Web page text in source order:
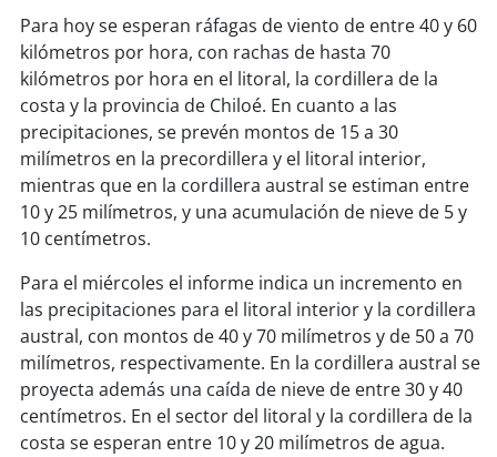
soytalcahuano
soyconcepción
soycoronel
soyarauco
soyvaldivia
soyosorno
soypuertomontt
Para hoy se esperan ráfagas de viento de entre 40 y 60
kilómetros por hora, con rachas de hasta 70
kilómetros por hora en el litoral, la cordillera de la
costa y la provincia de Chiloé. En cuanto a las
precipitaciones, se prevén montos de 15 a 30
milímetros en la precordillera y el litoral interior,
mientras que en la cordillera austral se estiman entre
10 y 25 milímetros, y una acumulación de nieve de 5 y
10 centímetros.
Para el miércoles el informe indica un incremento en
las precipitaciones para el litoral interior y la cordillera
austral, con montos de 40 y 70 milímetros y de 50 a 70
milímetros, respectivamente. En la cordillera austral se
proyecta además una caída de nieve de entre 30 y 40
centímetros. En el sector del litoral y la cordillera de la
costa se esperan entre 10 y 20 milímetros de agua.